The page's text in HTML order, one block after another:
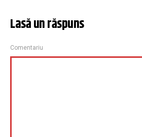
Lasă un răspuns
Comentariu